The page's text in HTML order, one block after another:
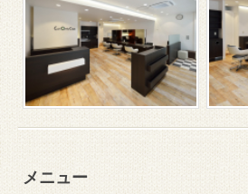
メニュー